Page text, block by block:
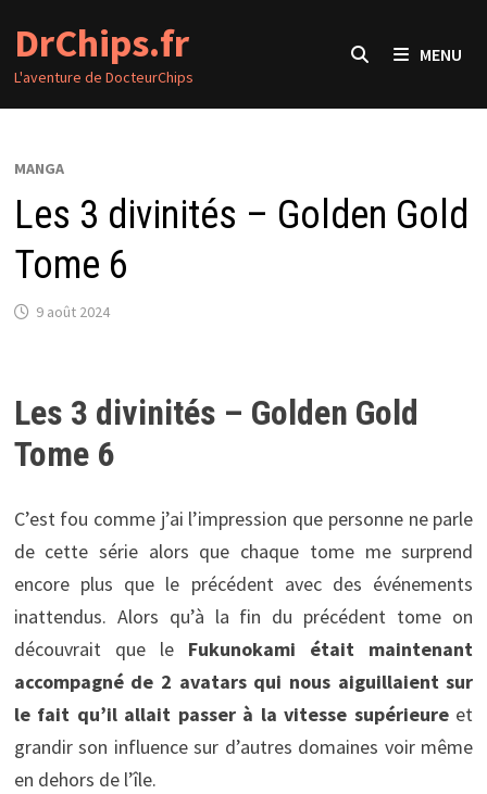
contenu
DrChips.fr
L'aventure de DocteurChips
MENU
MANGA
Les 3 divinités – Golden Gold
Tome 6
9 août 2024
Les 3 divinités – Golden Gold
Tome 6
C’est fou comme j’ai l’impression que personne ne parle
de cette série alors que chaque tome me surprend
encore plus que le précédent avec des événements
inattendus. Alors qu’à la fin du précédent tome on
découvrait que le Fukunokami était maintenant
accompagné de 2 avatars qui nous aiguillaient sur
le fait qu’il allait passer à la vitesse supérieure et
grandir son influence sur d’autres domaines voir même
en dehors de l’île.